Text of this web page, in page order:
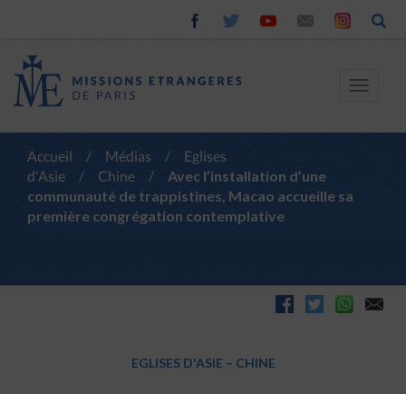
Toggle
Accueil / Médias /
Eglises
d'Asie
/ Chine /
Avec l’installation d’une
communauté de trappistines, Macao accueille sa
première congrégation contemplative
EGLISES D'ASIE – CHINE